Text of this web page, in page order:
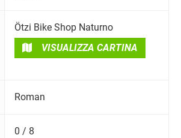
Ötzi Bike Shop Naturno
VISUALIZZA CARTINA
Roman
0 / 8